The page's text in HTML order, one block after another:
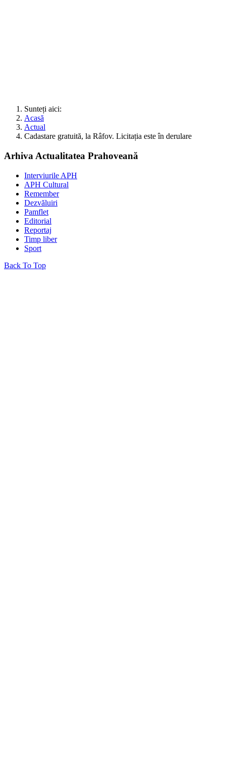
Sunteți aici:
Acasă
Actual
Cadastare gratuită, la Râfov. Licitația este în derulare
Arhiva Actualitatea Prahoveană
Interviurile APH
APH Cultural
Remember
Dezvăluiri
Pamflet
Editorial
Reportaj
Timp liber
Sport
Back To Top